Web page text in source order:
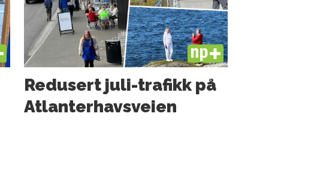
PLUS
Redusert juli-trafikk på
Atlanter­havsveien